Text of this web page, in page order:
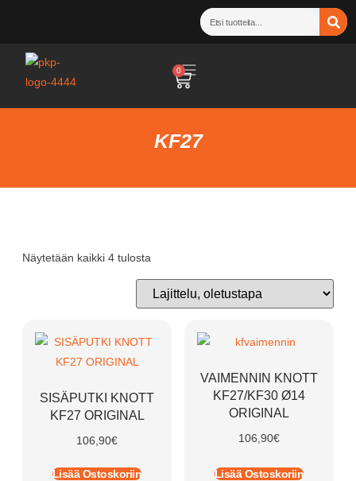
0
KF27
Näytetään kaikki 4 tulosta
SISÄPUTKI KNOTT
KF27 ORIGINAL
106,90€
Lisää Ostoskoriin
VAIMENNIN KNOTT
KF27/KF30 Ø14
ORIGINAL
106,90€
Lisää Ostoskoriin